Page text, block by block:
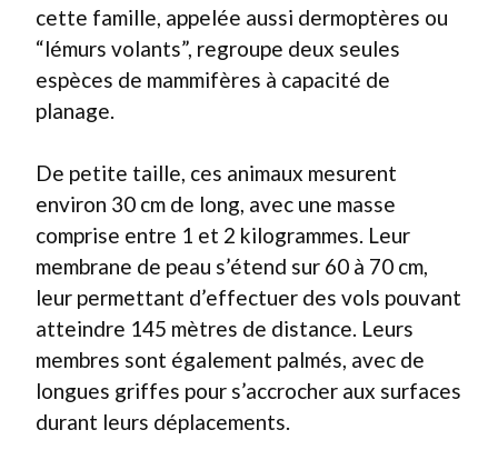
cette famille, appelée aussi dermoptères ou
“lémurs volants”, regroupe deux seules
espèces de mammifères à capacité de
planage.
De petite taille, ces animaux mesurent
environ 30 cm de long, avec une masse
comprise entre 1 et 2 kilogrammes. Leur
membrane de peau s’étend sur 60 à 70 cm,
leur permettant d’effectuer des vols pouvant
atteindre 145 mètres de distance. Leurs
membres sont également palmés, avec de
longues griffes pour s’accrocher aux surfaces
durant leurs déplacements.